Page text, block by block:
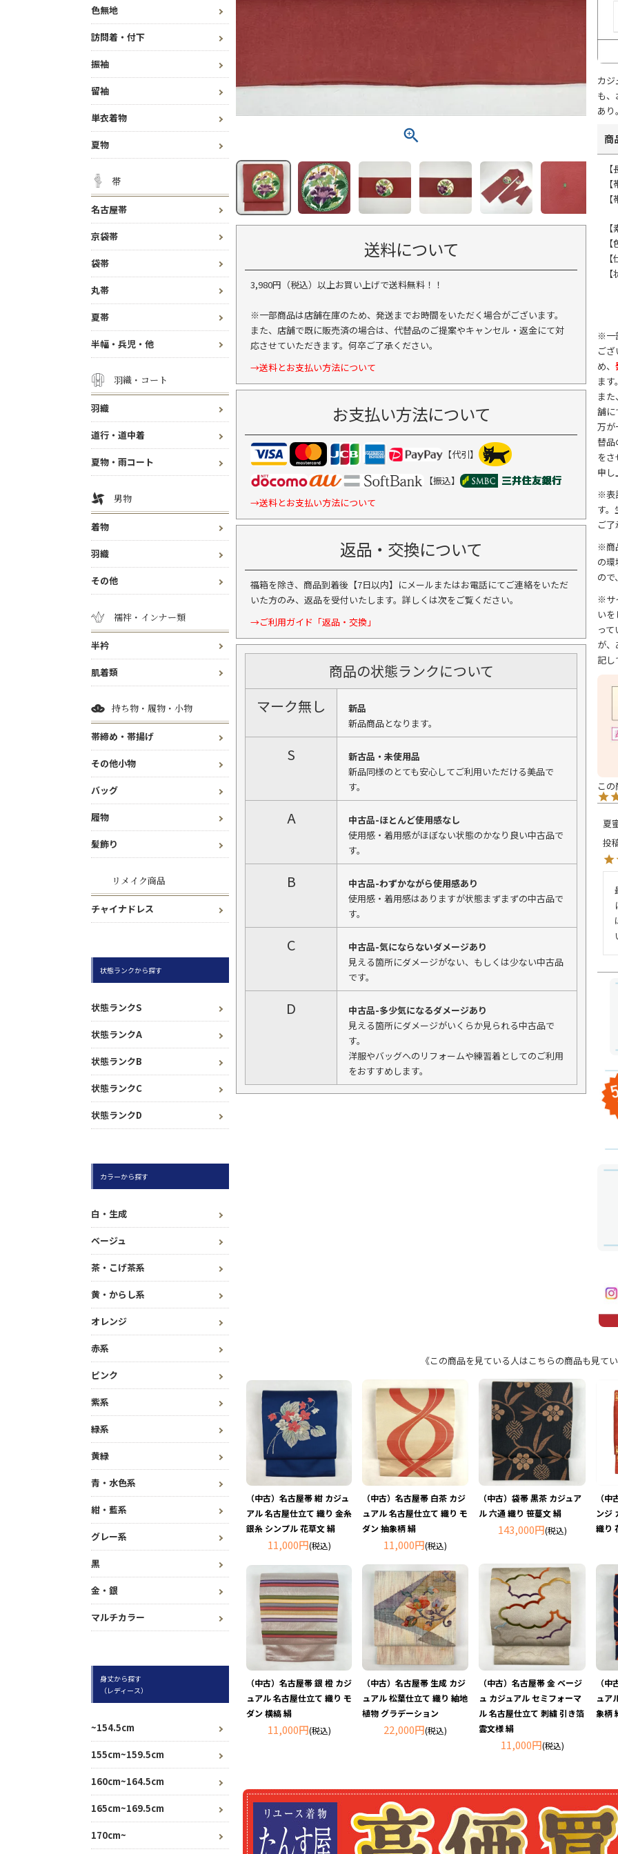
色無地
訪問着・付下
振袖
留袖
単衣着物
夏物
帯
名古屋帯
京袋帯
袋帯
丸帯
夏帯
半幅・兵児・他
羽織・コート
羽織
道行・道中着
夏物・雨コート
男物
着物
羽織
その他
襦袢・インナー類
半衿
肌着類
持ち物・履物・小物
帯締め・帯揚げ
その他小物
バッグ
履物
髪飾り
リメイク商品
チャイナドレス
状態ランクから探す
状態ランクS
状態ランクA
状態ランクB
状態ランクC
状態ランクD
カラーから探す
白・生成
ベージュ
茶・こげ茶系
黄・からし系
オレンジ
赤系
ピンク
紫系
緑系
黄緑
青・水色系
紺・藍系
グレー系
黒
金・銀
マルチカラー
身丈から探す
（レディース）
~154.5cm
155cm~159.5cm
160cm~164.5cm
165cm~169.5cm
170cm~
送料について
3,980円（税込）以上お買い上げで送料無料！！
※一部商品は店舗在庫のため、発送までお時間をいただく場合がございます。
また、店舗で既に販売済の場合は、代替品のご提案やキャンセル・返金にて対
応させていただきます。何卒ご了承ください。
→送料とお支払い方法について
お支払い方法について
【代引】
【振込】
→送料とお支払い方法について
返品・交換について
福箱を除き、商品到着後【7日以内】にメールまたはお電話にてご連絡をいただ
いた方のみ、返品を受付いたします。詳しくは次をご覧ください。
→ご利用ガイド「返品・交換」
商品の状態ランクについて
マーク無し
新品
新品商品となります。
S
新古品・未使用品
新品同様のとても安心してご利用いただける美品で
す。
A
中古品-ほとんど使用感なし
使用感・着用感がほぼない状態のかなり良い中古品で
す。
B
中古品-わずかながら使用感あり
使用感・着用感はありますが状態まずまずの中古品で
す。
C
中古品-気にならないダメージあり
見える箇所にダメージがない、もしくは少ない中古品
です。
D
中古品-多少気になるダメージあり
見える箇所にダメージがいくらか見られる中古品で
す。
洋服やバッグへのリフォームや練習着としてのご利用
をおすすめします。
カ
も
あ
商
※一
ご
め、
ます
ま
舗に
万が
替品
を
申し
※表
す
ご
※商
の
の
※サ
い
っ
が
記し
夏
投
《この商品を見ている人はこちらの商品も見て
（中古）名古屋帯 紺 カジュ
アル 名古屋仕立て 織り 金糸
銀糸 シンプル 花草文 絹
11,000円(税込)
（中古）名古屋帯 白茶 カジ
ュアル 名古屋仕立て 織り モ
ダン 抽象柄 絹
11,000円(税込)
（中古）袋帯 黒茶 カジュア
ル 六通 織り 笹蔓文 絹
143,000円(税込)
（
ンジ
織り
（中古）名古屋帯 銀 橙 カジ
ュアル 名古屋仕立て 織り モ
ダン 横縞 絹
11,000円(税込)
（中古）名古屋帯 生成 カジ
ュアル 松葉仕立て 織り 紬地
植物 グラデーション
22,000円(税込)
（中古）名古屋帯 金 ベージ
ュ カジュアル セミフォーマ
ル 名古屋仕立て 刺繍 引き箔
雲文様 絹
11,000円(税込)
（
ュア
象柄